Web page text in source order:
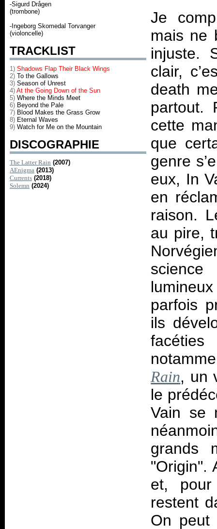
-Sigurd Drågen
(trombone)
-Ingeborg Skomedal Torvanger
(violoncelle)
TRACKLIST
1) Shadows Flap Their Black Wings
2) To the Gallows
3) Season of Unrest
4) At the Going Down of the Sun
5) Where the Minds Meet
6) Beyond the Pale
7) Blood Makes the Grass Grow
8) Eternal Waves
9) Watch for Me on the Mountain
DISCOGRAPHIE
The Latter Rain (2007)
AEnigma (2013)
Currents (2018)
Solemn (2024)
Je
mais ne
injuste.
clair,
death
partout.
cette
que
genre
eux, In
en
raison.
au pire,
science
parfois
ils
Rain, un
le
Vain se
grands
"Origin".
et,
restent
On peut